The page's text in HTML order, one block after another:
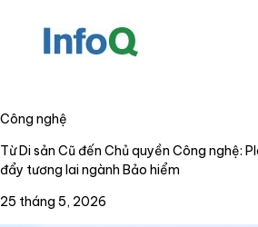
Công nghệ
Từ Di sản Cũ đến Chủ quyền Công nghệ:
đẩy tương lai ngành Bảo hiểm
25 tháng 5, 2026